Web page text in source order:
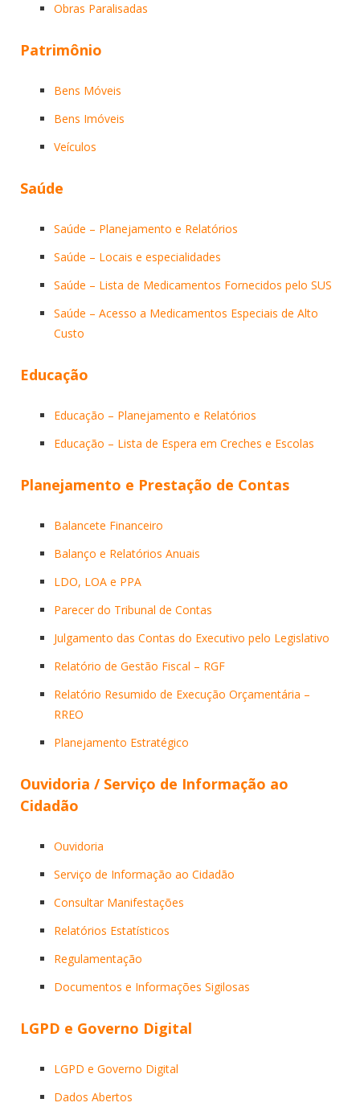
Obras Paralisadas
Patrimônio
Bens Móveis
Bens Imóveis
Veículos
Saúde
Saúde – Planejamento e Relatórios
Saúde – Locais e especialidades
Saúde – Lista de Medicamentos Fornecidos pelo SUS
Saúde – Acesso a Medicamentos Especiais de Alto
Custo
Educação
Educação – Planejamento e Relatórios
Educação – Lista de Espera em Creches e Escolas
Planejamento e Prestação de Contas
Balancete Financeiro
Balanço e Relatórios Anuais
LDO, LOA e PPA
Parecer do Tribunal de Contas
Julgamento das Contas do Executivo pelo Legislativo
Relatório de Gestão Fiscal – RGF
Relatório Resumido de Execução Orçamentária –
RREO
Planejamento Estratégico
Ouvidoria / Serviço de Informação ao
Cidadão
Ouvidoria
Serviço de Informação ao Cidadão
Consultar Manifestações
Relatórios Estatísticos
Regulamentação
Documentos e Informações Sigilosas
LGPD e Governo Digital
LGPD e Governo Digital
Dados Abertos